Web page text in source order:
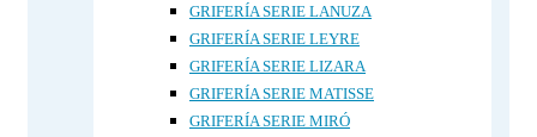
GRIFERÍA SERIE LANUZA
GRIFERÍA SERIE LEYRE
GRIFERÍA SERIE LIZARA
GRIFERÍA SERIE MATISSE
GRIFERÍA SERIE MIRÓ